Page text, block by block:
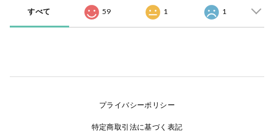
すべて 59 1 1
プライバシーポリシー
特定商取引法に基づく表記